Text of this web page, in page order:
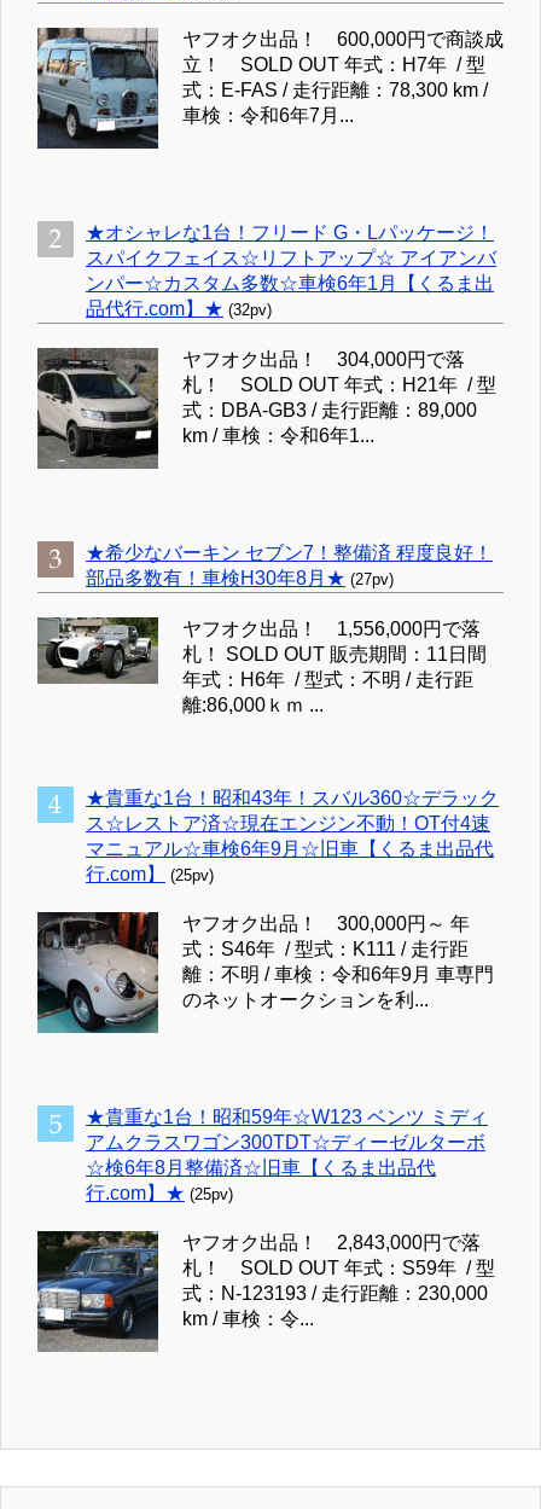
ヤフオク出品！ 600,000円で商談成
立！ SOLD OUT 年式：H7年 / 型
式：E-FAS / 走行距離：78,300 km /
車検：令和6年7月...
★オシャレな1台！フリード G・Lパッケージ！
スパイクフェイス☆リフトアップ☆ アイアンバ
ンパー☆カスタム多数☆車検6年1月【くるま出
品代行.com】★ (32pv)
ヤフオク出品！ 304,000円で落
札！ SOLD OUT 年式：H21年 / 型
式：DBA-GB3 / 走行距離：89,000
km / 車検：令和6年1...
★希少なバーキン セブン7！整備済 程度良好！
部品多数有！車検H30年8月★ (27pv)
ヤフオク出品！ 1,556,000円で落
札！ SOLD OUT 販売期間：11日間
年式：H6年 / 型式：不明 / 走行距
離:86,000ｋｍ ...
★貴重な1台！昭和43年！スバル360☆デラック
ス☆レストア済☆現在エンジン不動！OT付4速
マニュアル☆車検6年9月☆旧車【くるま出品代
行.com】
(25pv)
ヤフオク出品！ 300,000円～ 年
式：S46年 / 型式：K111 / 走行距
離：不明 / 車検：令和6年9月 車専門
のネットオークションを利...
★貴重な1台！昭和59年☆W123 ベンツ ミディ
アムクラスワゴン300TDT☆ディーゼルターボ
☆検6年8月整備済☆旧車【くるま出品代
行.com】★ (25pv)
ヤフオク出品！ 2,843,000円で落
札！ SOLD OUT 年式：S59年 / 型
式：N-123193 / 走行距離：230,000
km / 車検：令...